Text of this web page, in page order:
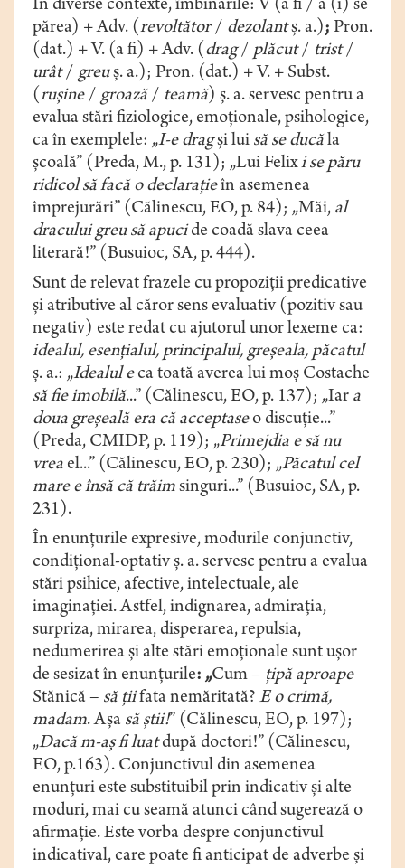
În diverse contexte, îmbinările: V (a fi / a (i) se
părea) + Adv. (revoltător/ dezolantș. a.); Pron.
(dat.) + V. (a fi) +Adv. (drag/ plăcut/ trist/
urât/ greuș. a.); Pron. (dat.) + V. + Subst.
(ruşine/ groază / teamă) ş. a. servesc pentru a
evalua stări fiziologice, emoționale, psihologice,
ca în exemplele: „I-e dragşi lui să se ducăla
şcoală” (Preda, M., p. 131); „Lui Felixi se păru
ridicol să facă o declaraţieîn asemenea
împrejurări” (Călinescu, EO, p. 84); „Măi, al
dracului greu să apucide coadă slava ceea
literară!” (Busuioc, SA, p. 444).
Sunt de relevat frazele cu propoziții predicative
și atributive al căror sens evaluativ (pozitiv sau
negativ) este redat cu ajutorul unor lexeme ca:
idealul, esențialul, principalul, greșeala, păcatul
ș. a.: „Idealul eca toată averea lui moş Costache
să fie imobilă...” (Călinescu, EO, p. 137); „Iar a
doua greşeală era că acceptaseo discuţie...”
(Preda, CMIDP, p. 119); „Primejdia e să nu
vrea el...” (Călinescu, EO, p. 230); „Păcatul cel
mare e însă că trăimsinguri...” (Busuioc, SA, p.
231).
În enunțurile expresive, modurile conjunctiv,
condițional-optativ ș. a. servesc pentru a evalua
stări psihice, afective, intelectuale, ale
imaginaţiei. Astfel, indignarea, admiraţia,
surpriza, mirarea, disperarea, repulsia,
nedumerirea şi alte stări emoționale sunt ușor
de sesizat în enunțurile: „Cum – ţipă aproape
Stănică – să ţiifata nemăritată? E o crimă,
madam. Aşa să ştii!” (Călinescu, EO, p. 197);
„Dacă m-aşfi luatdupă doctori!” (Călinescu,
EO, p.163). Conjunctivul din asemenea
enunţuri este substituibil prin indicativ şi alte
moduri, mai cu seamă atunci când sugerează o
afirmaţie. Este vorba despre conjunctivul
indicatival, care poate fi anticipat de adverbe şi